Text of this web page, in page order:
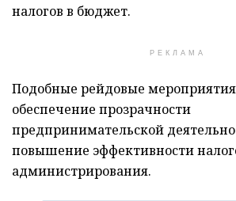
налогов в бюджет.
РЕКЛАМА
Подобные рейдовые
обеспечение прозрачности
предпринимательской
повышение эффективности
администрирования.